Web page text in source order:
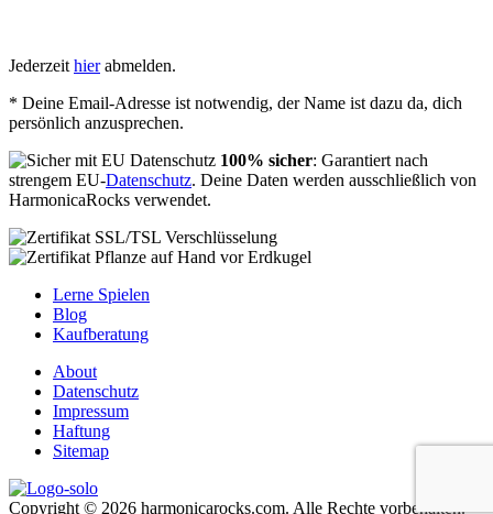
Jederzeithierabmelden.
* Deine Email-Adresse ist notwendig, der Name ist dazu da, dich
persönlich anzusprechen.
100% sicher: Garantiert nach
strengem EU-Datenschutz. Deine Daten werden ausschließlich von
HarmonicaRocks verwendet.
Lerne Spielen
Blog
Kaufberatung
About
Datenschutz
Impressum
Haftung
Sitemap
Copyright © 2026 harmonicarocks.com. Alle Rechte vorbehalten.